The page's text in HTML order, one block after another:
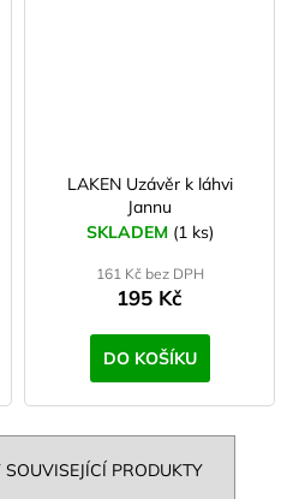
LAKEN Uzávěr k láhvi
Jannu
SKLADEM (1 ks)
161 Kč bez DPH
195 Kč
DO KOŠÍKU
PRODUKTY